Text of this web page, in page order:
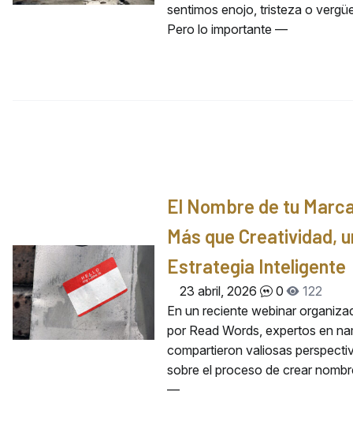
sentimos enojo, tristeza o
Pero lo importante —
El Nombre de tu
Más que Creatividad,
Estrategia Inteligente
23 abril, 2026 0
122
En un reciente webinar
por Read Words, expertos en
compartieron valiosas
sobre el proceso de crear
—